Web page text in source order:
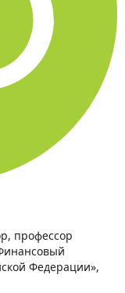
профессор
Федерации»,